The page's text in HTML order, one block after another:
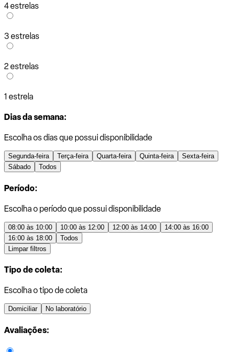
4 estrelas
3 estrelas
2 estrelas
1 estrela
Dias da semana:
Escolha os dias que possui disponibilidade
Segunda-feira Terça-feira Quarta-feira Quinta-feira
Sexta-feira
Sábado
Todos
Período:
Escolha o período que possui disponibilidade
08:00 às 10:00 10:00 às 12:00 12:00 às 14:00
14:00 às 16:00
16:00 às 18:00
Todos
Limpar filtros
Tipo de coleta:
Escolha o tipo de coleta
Domiciliar No laboratório
Avaliações: